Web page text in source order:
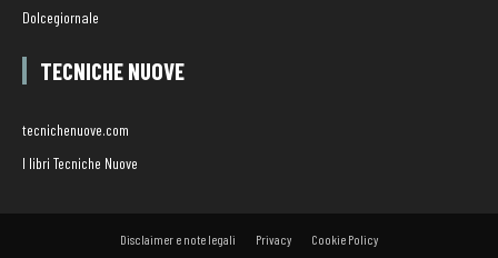
Dolcegiornale
TECNICHE NUOVE
tecnichenuove.com
I libri Tecniche Nuove
Disclaimer e note legali Privacy Cookie Policy